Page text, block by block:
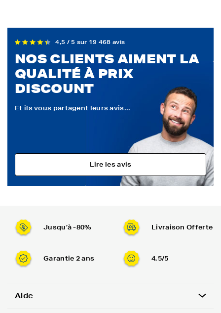
4,5 / 5 sur 19 468 avis
NOS CLIENTS AIMENT LA
QUALITÉ À PRIX
DISCOUNT
Et ils vous partagent leurs avis...
Lire les avis
Jusqu’à -80% Livraison Offerte
Garantie 2 ans 4,5/5
Aide